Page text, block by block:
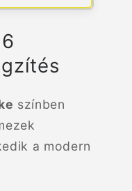
színben
a modern